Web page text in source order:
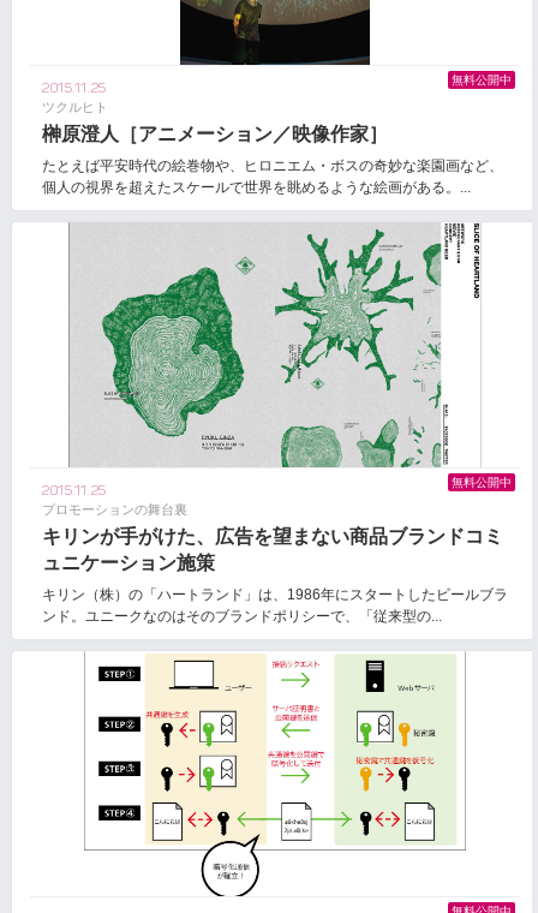
2015.11.25
ツクルヒト
榊原澄人［アニメーション／映像作家］
たとえば平安時代の絵巻物や、ヒロニエム・ボスの奇妙な楽園画など、
個人の視界を超えたスケールで世界を眺めるような絵画がある。...
無料公開中
2015.11.25
プロモーションの舞台裏
キリンが手がけた、広告を望まない商品ブランドコミ
ュニケーション施策
キリン（株）の「ハートランド」は、1986年にスタートしたビールブラ
ンド。ユニークなのはそのブランドポリシーで、「従来型の...
無料公開中